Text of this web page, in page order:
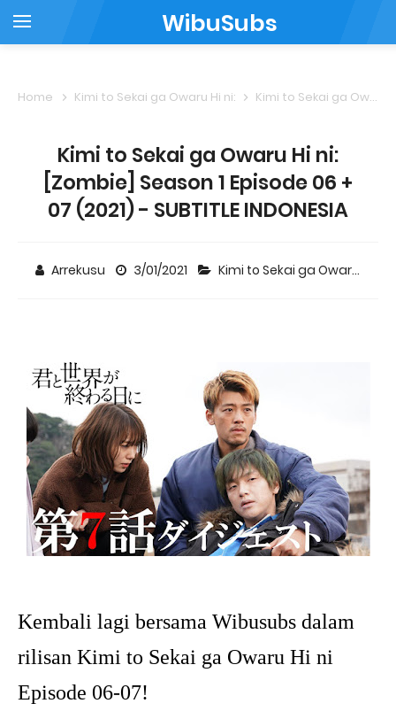
WibuSubs
Home Kimi to Sekai ga Owaru Hi ni: Kimi to Sekai ga Owaru Hi ni: [Zombie] Season 1 Episode 06 + 07 (2021) - SUBTITLE INDONESIA
Kimi to Sekai ga Owaru Hi ni:
[Zombie] Season 1 Episode 06 +
07 (2021) - SUBTITLE INDONESIA
Arrekusu 3/01/2021 Kimi to Sekai ga Owaru Hi ni:
Kembali lagi bersama Wibusubs dalam
rilisan Kimi to Sekai ga Owaru Hi ni
Episode 06-07!